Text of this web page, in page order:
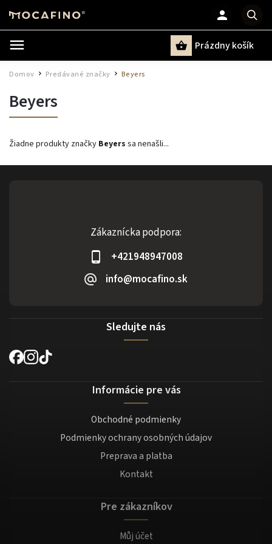
Prázdny košík
Domov Predávané značky Beyers
Beyers
Žiadne produkty značky Beyers sa nenašli...
Zákaznícka podpora:
+421948947008
info@mocafino.sk
Sledujte nás
Informácie pre vás
Obchodné podmienky
Podmienky ochrany osobných údajov
Preprava a platba
Kontakt
Pre zákazníkov
Můj účet